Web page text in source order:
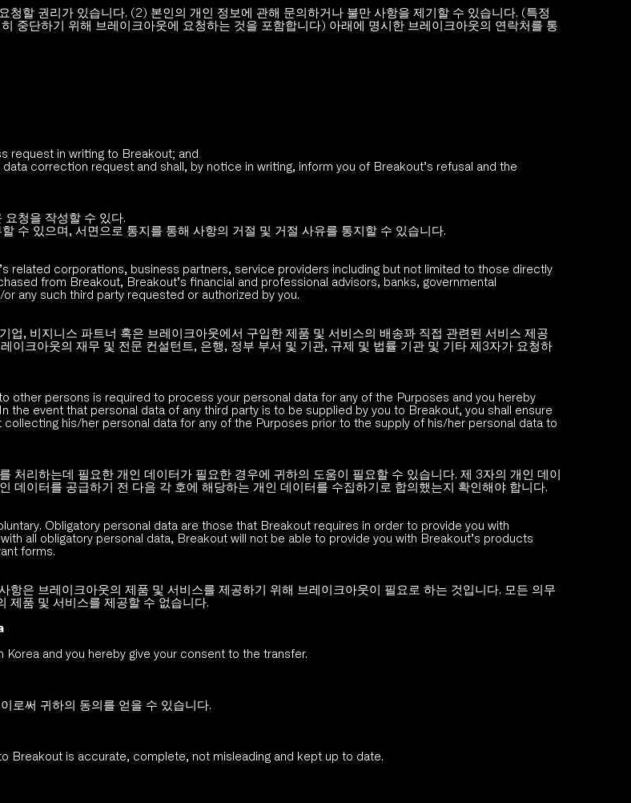
할 권리가 있습니다. (2) 본인의 개인 정보에 관해 문의하거나 불만 사항을 제기할 수 있습니다. (특정
중단하기 위해 브레이크아웃에 요청하는 것을 포함합니다) 아래에 명시한 브레이크아웃의 연락처를 통
request in writing to Breakout; and
correction request and shall, by notice in writing, inform you of Breakout’s refusal and the
청을 작성할 수 있다.
수 있으며, 서면으로 통지를 통해 사항의 거절 및 거절 사유를 통지할 수 있습니다.
related corporations, business partners, service providers including but not limited to those directly
from Breakout, Breakout’s financial and professional advisors, banks, governmental
any such third party requested or authorized by you.
업, 비지니스 파트너 혹은 브레이크아웃에서 구입한 제품 및 서비스의 배송꽈 직접 관련된 서비스 제공
이크아웃의 재무 및 전문 컨설턴트, 은행, 정부 부서 및 기관, 규제 및 법률 기관 및 기타 제3자가 요청하
other persons is required to process your personal data for any of the Purposes and you hereby
event that personal data of any third party is to be supplied by you to Breakout, you shall ensure
his/her personal data for any of the Purposes prior to the supply of his/her personal data to
처리하는데 필요한 개인 데이터가 필요한 경우에 귀하의 도움이 필요할 수 있습니다. 제 3자의 개인 데이
데이터를 공급하기 전 다음 각 호에 해당하는 개인 데이터를 수집하기로 합의했는지 확인해야 합니다.
Obligatory personal data are those that Breakout requires in order to provide you with
all obligatory personal data, Breakout will not be able to provide you with Breakout’s products
forms.
항은 브레이크아웃의 제품 및 서비스를 제공하기 위해 브레이크아웃이 필요로 하는 것입니다. 모든 의무
제품 및 서비스를 제공할 수 없습니다.
and you hereby give your consent to the transfer.
로써 귀하의 동의를 얻을 수 있습니다.
Breakout is accurate, complete, not misleading and kept up to date.